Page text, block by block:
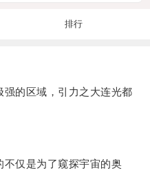
排行
的区域，引力之大连光都
仅是为了窥探宇宙的奥